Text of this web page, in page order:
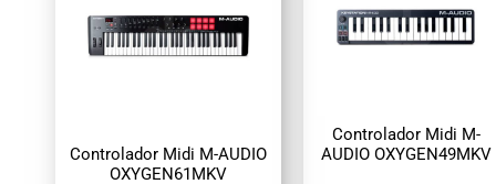
Controlador Midi M-AUDIO
OXYGEN61MKV
Controlador Midi M-
AUDIO OXYGEN49MKV